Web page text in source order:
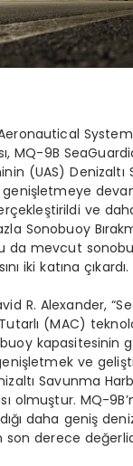
, MQ-9B
(UAS) Denizaltı
ve
Sonobuoy
da mevcut
iki katına çıkardı.
R. Alexander,
(MAC)
kapasitesinin
ve
Savunma
olmuştur. MQ-
daha geniş
derece